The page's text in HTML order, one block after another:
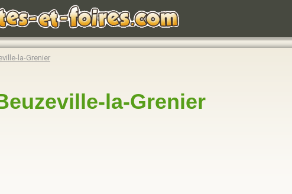
la-Grenier
la-Grenier